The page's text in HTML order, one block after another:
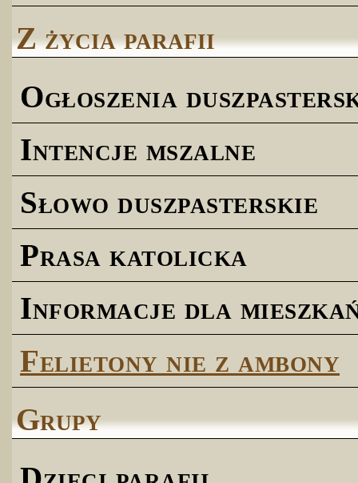
Z życia parafii
Ogłoszenia
Intencje mszalne
Słowo duszpasterskie
Prasa katolicka
Informacje dla
Felietony nie z ambony
Grupy